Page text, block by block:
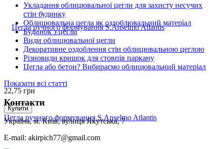
22,75 грн
Купити
Цегла ручного формування S.Anselmo Atlantis
Укладання облицювальної цегли для захисту несучих
стін будинку
Облицювальна цегла як оздоблювальний матеріал
Будинок з цегли
Види облицювальної цегли
Декоративне оздоблення стін облицювальною цеглою
Різновиди кришок для стовпів паркану
Цегла або бетон? Вибираємо облицювальний матеріал
Показати всі статті
Контакти
Україна, м. Київ, вулиця Якутська, 7
E-mail: akirpich77@gmail.com